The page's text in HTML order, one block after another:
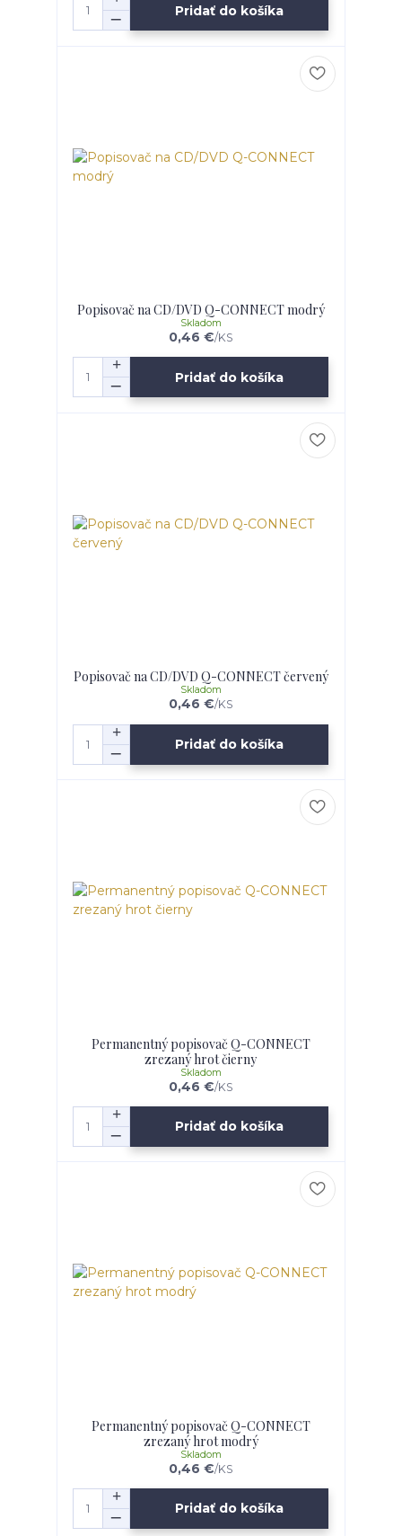
Pridať do košíka
Popisovač na CD/DVD Q-CONNECT modrý
0,46 €/KS
Skladom
Pridať do košíka
Popisovač na CD/DVD Q-CONNECT červený
0,46 €/KS
Skladom
Pridať do košíka
Permanentný popisovač Q-CONNECT
zrezaný hrot čierny
0,46 €/KS
Skladom
Pridať do košíka
Permanentný popisovač Q-CONNECT
zrezaný hrot modrý
0,46 €/KS
Skladom
Pridať do košíka